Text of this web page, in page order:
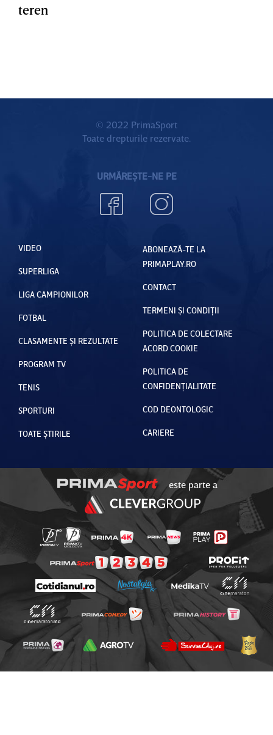
teren
© 2022 PrimaSport
Toate drepturile rezervate.
URMĂREȘTE-NE PE
VIDEO
SUPERLIGA
LIGA CAMPIONILOR
FOTBAL
CLASAMENTE ȘI REZULTATE
PROGRAM TV
TENIS
SPORTURI
TOATE ȘTIRILE
ABONEAZĂ-TE LA
PRIMAPLAY.RO
CONTACT
TERMENI ȘI CONDIȚII
POLITICA DE COLECTARE
ACORD COOKIE
POLITICA DE
CONFIDENȚIALITATE
COD DEONTOLOGIC
CARIERE
este parte a